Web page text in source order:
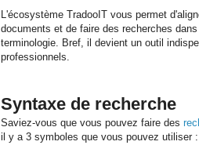
L'écosystème TradooIT vous permet
documents et de faire des recherches
terminologie. Bref, il devient un outil
professionnels.
Syntaxe de recherche
Saviez-vous que vous pouvez faire des
il y a 3 symboles que vous pouvez utiliser :